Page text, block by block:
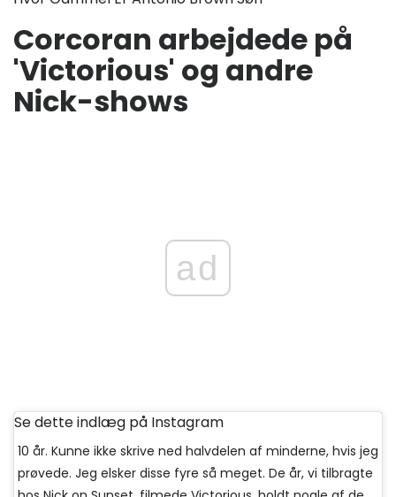
Corcoran arbejdede på
'Victorious' og andre
Nick-shows
ad
Se dette indlæg på Instagram
10 år. Kunne ikke skrive ned halvdelen af ​​minderne, hvis jeg
prøvede. Jeg elsker disse fyre så meget. De år, vi tilbragte